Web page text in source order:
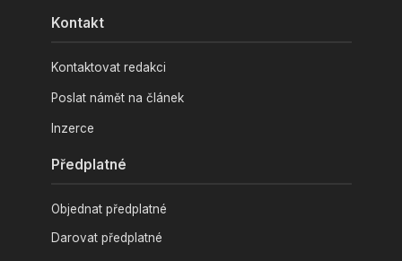
Kontakt
Kontaktovat redakci
Poslat námět na článek
Inzerce
Předplatné
Objednat předplatné
Darovat předplatné